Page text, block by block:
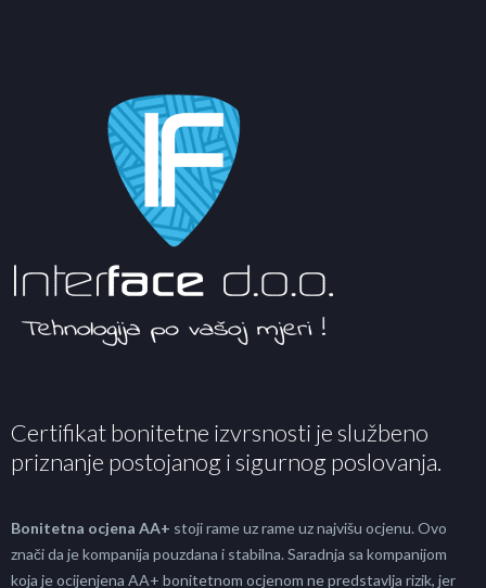
Certifikat bonitetne izvrsnosti je službeno
priznanje postojanog i sigurnog poslovanja.
Bonitetna ocjena AA+ stoji rame uz rame uz najvišu ocjenu. Ovo
znači da je kompanija pouzdana i stabilna. Saradnja sa kompanijom
koja je ocijenjena AA+ bonitetnom ocjenom ne predstavlja rizik, jer